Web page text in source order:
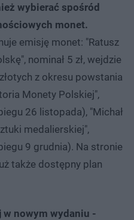
wybierać spośród
monet.
emisję monet: "Ratusz
nominał 5 zł, wejdzie
z okresu powstania
Monety Polskiej",
26 listopada), "Michał
medalierskiej",
9 grudnia). Na stronie
także dostępny plan
w nowym wydaniu -